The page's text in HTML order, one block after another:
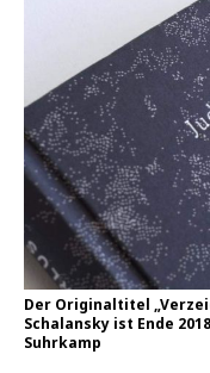
Der Originaltitel
Schalansky ist Ende
Suhrkamp